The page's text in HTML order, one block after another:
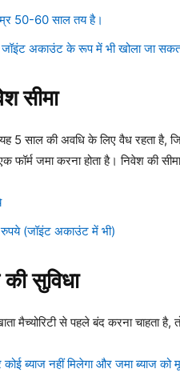
50-60 साल तय है।
जॉइंट अकाउंट के रूप में भी खोला जा
सीमा
5 साल की अवधि के लिए वैध रहता है,
जमा करना होता है। निवेश की
(जॉइंट अकाउंट में भी)
सुविधा
मैच्योरिटी से पहले बंद करना चाहता है,
ब्याज नहीं मिलेगा और जमा ब्याज को